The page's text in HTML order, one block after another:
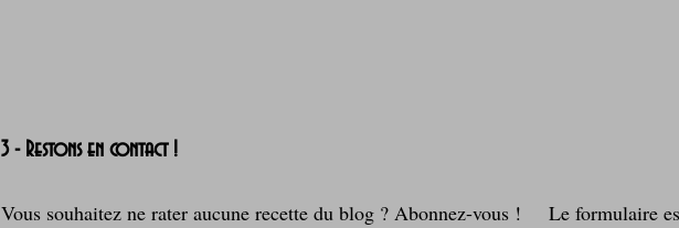
3 - Restons en contact !
Vous souhaitez ne rater aucune recette du blog ? Abonnez-vous !     Le formulaire